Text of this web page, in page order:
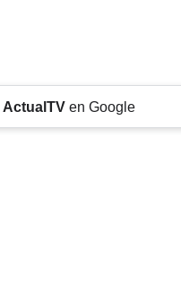
ActualTVen Google